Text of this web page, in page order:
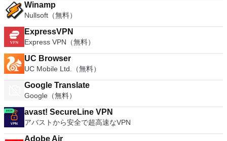
Winamp
Nullsoft（無料）
ExpressVPN
Express VPN（無料）
UC Browser
UC Mobile Ltd.（無料）
Google Translate
Google（無料）
avast! SecureLine VPN
アバストから安全で超高速なVPN
Adobe Air